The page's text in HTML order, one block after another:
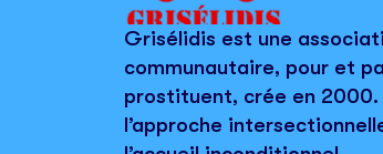
Grisélidis est une
communautaire, pour et
prostituent, crée en 2000.
l’approche